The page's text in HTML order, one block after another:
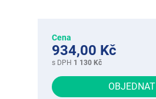
Cena
934,00 Kč
s DPH 1 130 Kč
OBJEDNAT